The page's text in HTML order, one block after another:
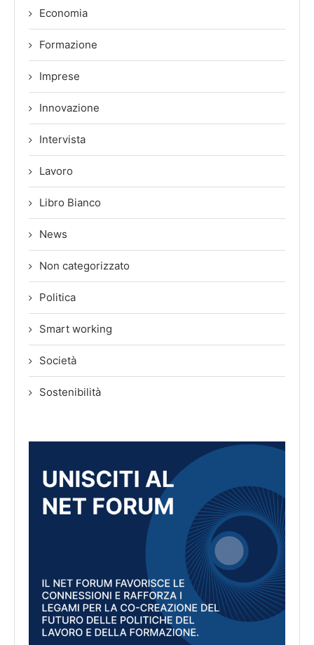
Economia
Formazione
Imprese
Innovazione
Intervista
Lavoro
Libro Bianco
News
Non categorizzato
Politica
Smart working
Società
Sostenibilità